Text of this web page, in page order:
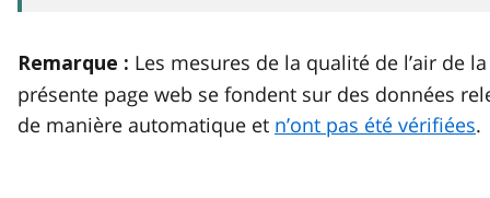
Remarque : Les mesures de la qualité de l’air de la
présente page web se fondent sur des données
de manière automatique et n’ont pas été vérifiées.